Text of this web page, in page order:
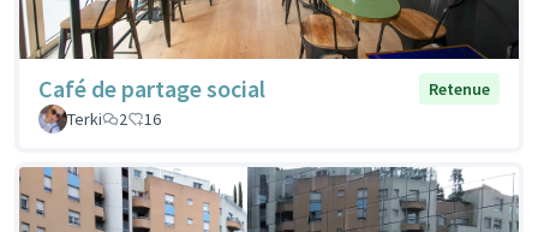
Café de partage social
Retenue
Terki
2 16